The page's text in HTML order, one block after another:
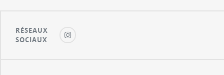
RÉSEAUX
SOCIAUX